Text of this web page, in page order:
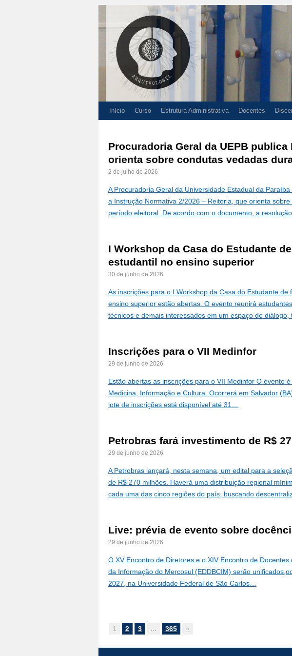
Início Curso Estrutura Administrativa Docentes
Procuradoria Geral da UEPB
orienta sobre condutas vedadas
2 de julho de 2026
A Procuradoria Geral da Universidade Estadual da
a Instrução Normativa 2/2026 – Reitoria, que orienta
período eleitoral. De acordo com o documento, a
I Workshop da Casa do Estudante
estudantil no ensino superior
30 de junho de 2026
As inscrições para o I Workshop da Casa do Estudante
ensino superior estão abertas. O evento reunirá
técnicos e demais interessados em um espaço de diálogo,
Inscrições para o VII Medinfor
29 de junho de 2026
Estão abertas as inscrições para o VII Medinfor O evento
Medicina, Informação e Cultura. Ocorrerá em Salvador
lote de inscrições está disponível até 31…
Petrobras fará investimento de R$
29 de junho de 2026
A Petrobras lançará, nesta semana, um edital para a
de R$ 270 milhões. Haverá uma distribuição regional
cada uma das cinco regiões do país, buscando
Live: prévia de evento sobre
29 de junho de 2026
O XV Encontro de Diretores e o XIV Encontro de
da Informação do Mercosul (EDDBCIM) serão
2027, na Universidade Federal de São Carlos…
1 2 3 ... 365 »